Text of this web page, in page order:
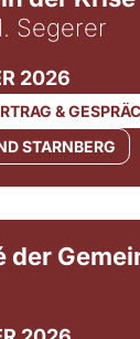
Segerer
2026
&
STARNBERG
der